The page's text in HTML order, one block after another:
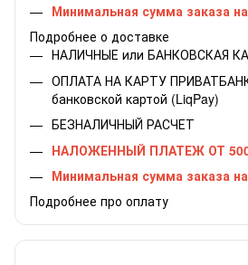
Минимальная сумма заказа
Подробнее о доставке
НАЛИЧНЫЕ или БАНКОВСКАЯ
ОПЛАТА НА КАРТУ
банковской картой (LiqPay)
БЕЗНАЛИЧНЫЙ РАСЧЕТ
НАЛОЖЕННЫЙ ПЛАТЕЖ ОТ
Минимальная сумма заказа
Подробнее про оплату